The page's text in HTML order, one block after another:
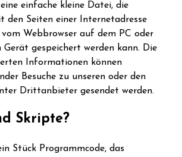
einfache kleine Datei, die
den Seiten einer Internetadresse
Webbrowser auf dem PC oder
Gerät gespeichert werden kann. Die
Informationen können
Besuche zu unseren oder den
Drittanbieter gesendet werden.
Skripte?
Stück Programmcode, das